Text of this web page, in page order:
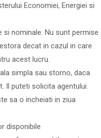
Economiei, Energiei si
si nominale. Nu sunt permise
decat in cazul in care
acest lucru.
simpla sau storno, daca
Il puteti solicita agentului.
sa o incheiati in ziua
disponibile